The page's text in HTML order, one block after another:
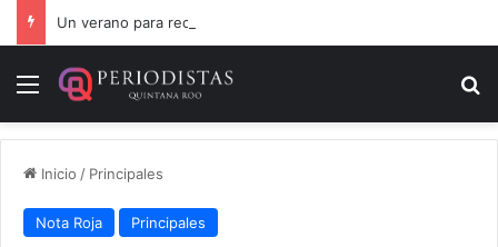
Menú
Inicio / Principales
Nota Roja Principales